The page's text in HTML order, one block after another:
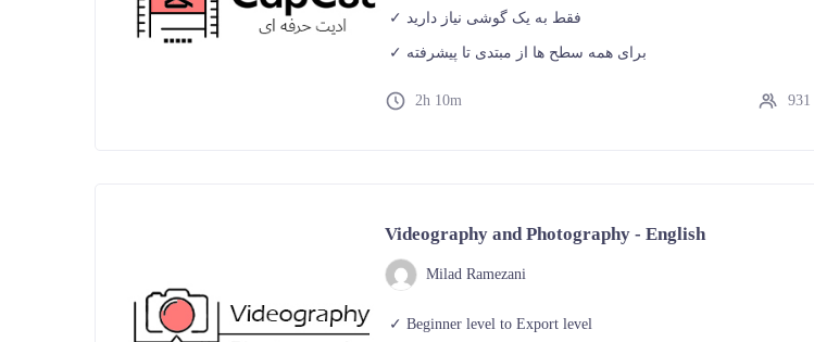
فقط به یک گوشی نیاز دارید
برای همه سطح ها از مبتدی تا پیشرفته
2h 10m 931
Videography and Photography - English
Milad Ramezani
Beginner level to Export level